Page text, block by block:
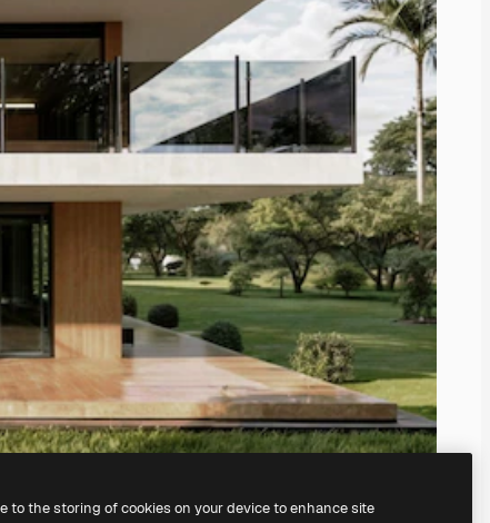
to the storing of cookies on your device to enhance site